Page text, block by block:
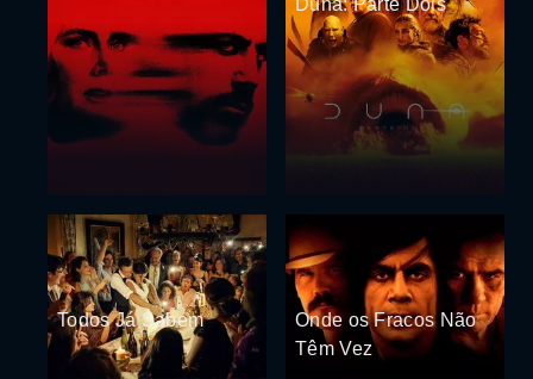
Duna: Parte Dois
Todos Já Sabem
Onde os Fracos Não
Têm Vez